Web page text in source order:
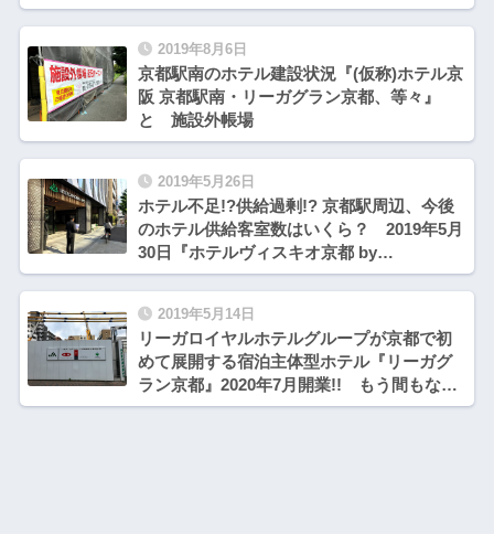
2019年8月6日
京都駅南のホテル建設状況『(仮称)ホテル京
阪 京都駅南・リーガグラン京都、等々』
と 施設外帳場
2019年5月26日
ホテル不足!?供給過剰!? 京都駅周辺、今後
のホテル供給客室数はいくら？ 2019年5月
30日『ホテルヴィスキオ京都 by
GRANVIA』グランドオープン!!
2019年5月14日
リーガロイヤルホテルグループが京都で初
めて展開する宿泊主体型ホテル『リーガグ
ラン京都』2020年7月開業!! もう間もなく
開業『ホテルヴィスキオ京都byGRANVIA』